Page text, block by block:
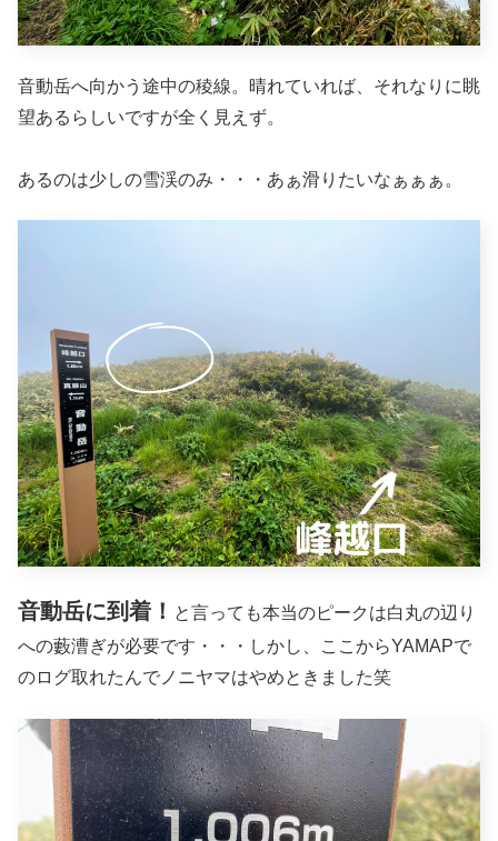
音動岳へ向かう途中の稜線。晴れていれば、それなりに眺
望あるらしいですが全く見えず。
あるのは少しの雪渓のみ・・・あぁ滑りたいなぁぁぁ。
音動岳に到着！ と言っても本当のピークは白丸の辺り
への藪漕ぎが必要です・・・しかし、ここからYAMAPで
のログ取れたんでノニヤマはやめときました笑